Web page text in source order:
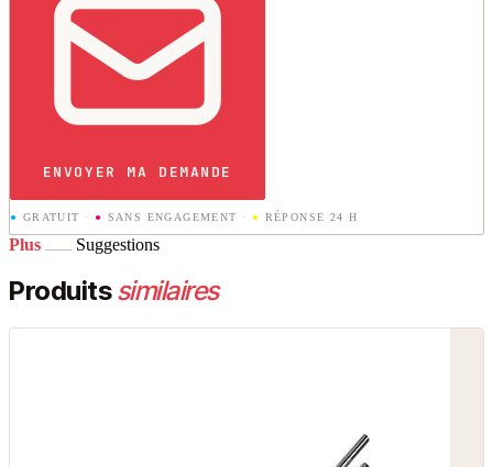
ENVOYER MA DEMANDE
● GRATUIT · ● SANS ENGAGEMENT · ● RÉPONSE 24 H
Plus Suggestions
Produitssimilaires